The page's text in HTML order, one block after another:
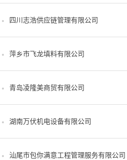
四川志浩供应链管理有限公司
萍乡市飞龙填料有限公司
青岛凌隆美商贸有限公司
湖南万伏机电设备有限公司
汕尾市包你满意工程管理服务有限公司